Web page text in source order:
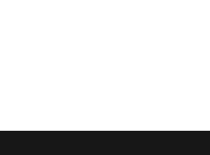
dan 20.04.2016.godine